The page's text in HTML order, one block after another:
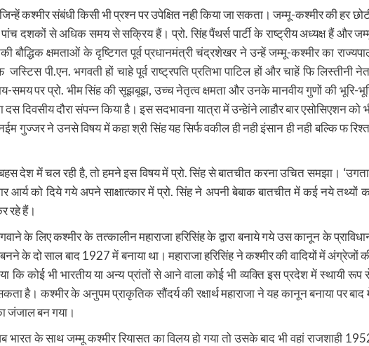
कश्मीर संबंधी किसी भी प्रश्न पर उपेक्षित नही किया जा सकता। जम्मू-कश्मीर की हर
दशकों से अधिक समय से सक्रिय हैं। प्रो. सिंह पैंथर्स पार्टी के राष्ट्रीय अध्यक्ष हैं और
बौद्धिक क्षमताओं के दृष्टिगत पूर्व प्रधानमंत्री चंद्रशेखर ने उन्हें जम्मू-कश्मीर का
पी.एन. भगवती हों चाहे पूर्व राष्ट्रपति प्रतिभा पाटिल हों और चाहें फि लिस्तीनी
समय पर प्रो. भीम सिंह की सूझबूझ, उच्च नेतृत्व क्षमता और उनके मानवीय गुणों की भूरि-
दिवसीय दौरा संपन्न किया है। इस सदभावना यात्रा में उन्हेांने लाहौर बार एसोसिएशन को
गुज्जर ने उनसे विषय में कहा श्री सिंह यह सिर्फ वकील ही नही इंसान ही नही बल्कि फ
देश में चल रही है, तो हमने इस विषय में प्रो. सिंह से बातचीत करना उचित समझा।
को दिये गये अपने साक्षात्कार में प्रो. सिंह ने अपनी बेबाक बातचीत में कई नये तथ्यों
रहे हैं।
के लिए कश्मीर के तत्कालीन महाराजा हरिसिंह के द्वारा बनाये गये उस कानून के
के दो साल बाद 1927 में बनाया था। महाराजा हरिसिंह ने कश्मीर की वादियों में अंग्रेजों
कोई भी भारतीय या अन्य प्रांतों से आने वाला कोई भी व्यक्ति इस प्रदेश में स्थायी रूप
है। कश्मीर के अनुपम प्राकृतिक सौंदर्य की रक्षार्थ महाराजा ने यह कानून बनाया पर बाद
जंजाल बन गया।
के साथ जम्मू कश्मीर रियासत का विलय हो गया तो उसके बाद भी वहां राजशाही